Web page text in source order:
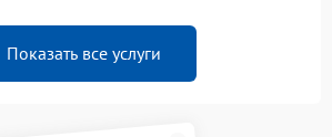
Показать все услуги